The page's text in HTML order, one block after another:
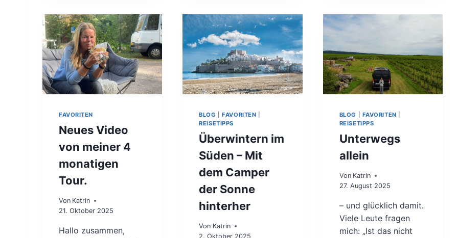
V
I
E
N
T
O
U
R
L
S
N
S
N
O
R
D
.
K
B
L
I
K
2
I
J
H
R
FAVORITEN
Neues Video
von meiner 4
monatigen
Tour.
Von Katrin
21. Oktober 2025
Hallo zusammen,
BLOG |FAVORITEN
REISETIPPS
Überwintern im
Süden – Mit
dem Camper
der Sonne
hinterher
Von Katrin
2. Oktober 2025
BLOG FAVORITEN
REISETIPPS
Unterwegs
allein
Von Katrin
27. August 2025
– und glücklich damit.
Viele Leute fragen
mich: „Ist das nicht